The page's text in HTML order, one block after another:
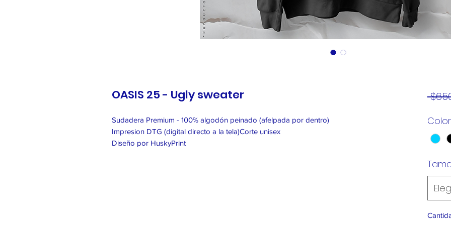
OASIS 25 - Ugly sweater
Sudadera Premium - 100% algodón peinado (afelpada por dentro)
Impresion DTG (digital directo a la tela)Corte unisex
Diseño por HuskyPrint
Color